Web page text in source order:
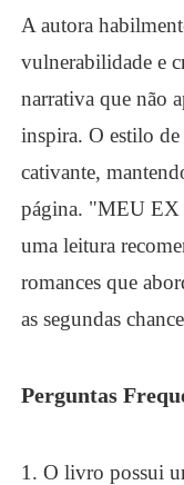
A autora
vulnerabilidade e
narrativa que não
inspira. O estilo
cativante,
página. "MEU EX
uma leitura
romances que
as segundas
Perguntas
1. O livro possui